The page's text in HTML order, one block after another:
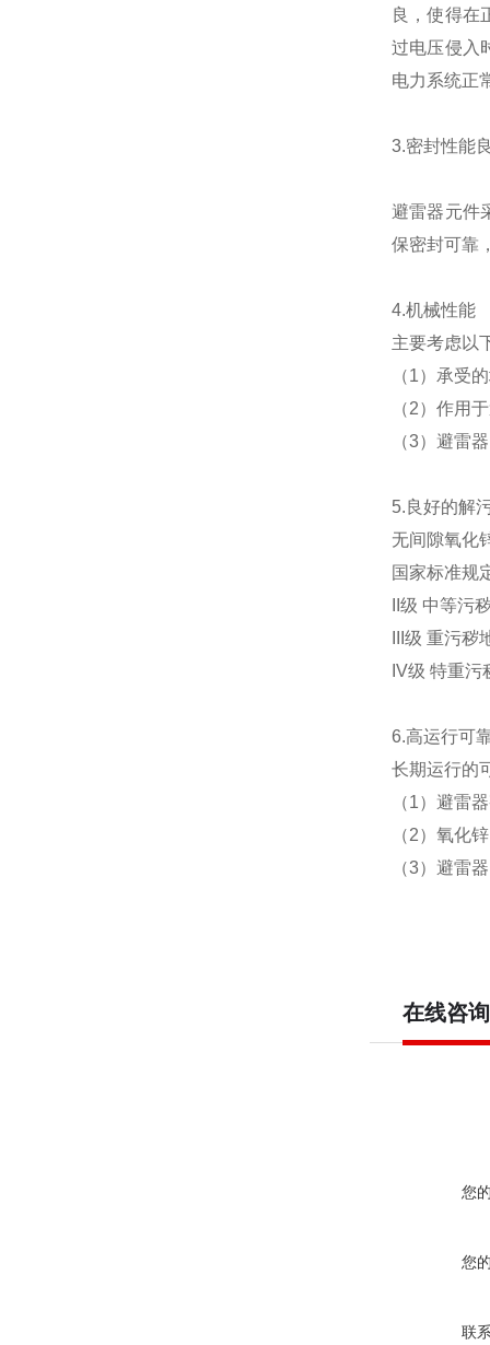
良，使得在
过电压侵入
电力系统正
3.密封性能
避雷器元件
保密封可靠
4.机械性能
主要考虑以
（1）承受
（2）作用
（3）避雷
5.良好的解
无间隙氧化
国家标准规
II级 中等污
III级 重污
IV级 特重
6.高运行可
长期运行的
（1）避雷
（2）氧化
（3）避雷
在线咨询
您
您
联